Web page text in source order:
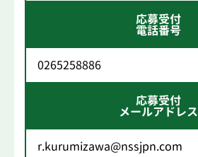
応募受付
電話番号
0265258886
応募受付
メールアドレス
r.kurumizawa@nssjpn.com